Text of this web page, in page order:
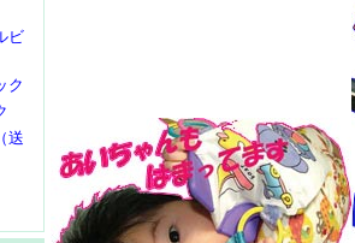
ビ
ク
送